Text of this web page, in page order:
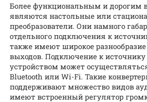
Более функциональным и дорогим
являются настольные или
преобразователи. Они намного
отдельного подключения к
также имеют широкое разнообразие
выходов. Подключение к
устройством может
Bluetooth или Wi-Fi. Такие
поддерживают множество видов
имеют встроенный регулятор